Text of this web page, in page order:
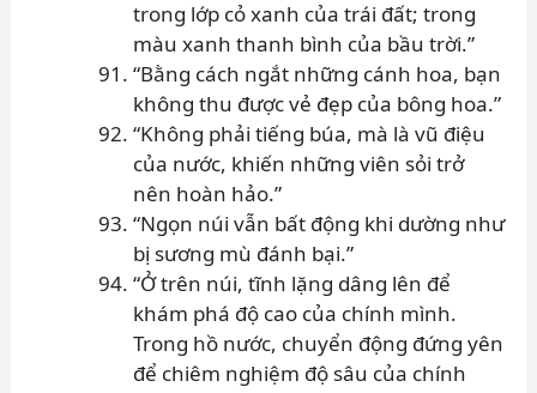
trong lớp cỏ xanh của trái đất; trong
màu xanh thanh bình của bầu trời.”
“Bằng cách ngắt những cánh hoa, bạn
không thu được vẻ đẹp của bông hoa.”
“Không phải tiếng búa, mà là vũ điệu
của nước, khiến những viên sỏi trở
nên hoàn hảo.”
“Ngọn núi vẫn bất động khi dường như
bị sương mù đánh bại.”
“Ở trên núi, tĩnh lặng dâng lên để
khám phá độ cao của chính mình.
Trong hồ nước, chuyển động đứng yên
để chiêm nghiệm độ sâu của chính